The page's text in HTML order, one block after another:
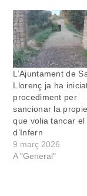
L’Ajuntament de
Llorenç ja ha
procediment per
sancionar la
que volia tancar el
d’Infern
9 març 2026
A "General"